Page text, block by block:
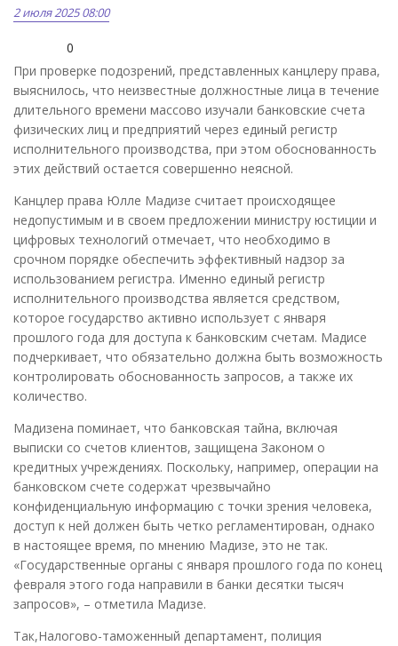
2 июля 2025 08:00
0
При проверке подозрений, представленных канцлеру права,
выяснилось, что неизвестные должностные лица в течение
длительного времени массово изучали банковские счета
физических лиц и предприятий через единый регистр
исполнительного производства, при этом обоснованность
этих действий остается совершенно неясной.
Канцлер права Юлле Мадизе считает происходящее
недопустимым и в своем предложении министру юстиции и
цифровых технологий отмечает, что необходимо в
срочном порядке обеспечить эффективный надзор за
использованием регистра. Именно единый регистр
исполнительного производства является средством,
которое государство активно использует с января
прошлого года для доступа к банковским счетам. Мадисе
подчеркивает, что обязательно должна быть возможность
контролировать обоснованность запросов, а также их
количество.
Мадизена поминает, что банковская тайна, включая
выписки со счетов клиентов, защищена Законом о
кредитных учреждениях. Поскольку, например, операции на
банковском счете содержат чрезвычайно
конфиденциальную информацию с точки зрения человека,
доступ к ней должен быть четко регламентирован, однако
в настоящее время, по мнению Мадизе, это не так.
«Государственные органы с января прошлого года по конец
февраля этого года направили в банки десятки тысяч
запросов», – отметила Мадизе.
Так,Налогово-таможенный департамент, полиция